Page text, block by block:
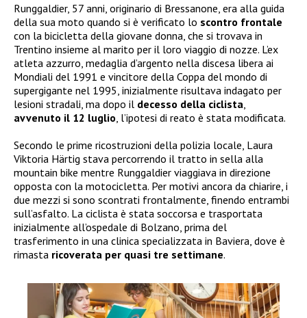
Runggaldier, 57 anni, originario di Bressanone, era alla guida
della sua moto quando si è verificato lo scontro frontale
con la bicicletta della giovane donna, che si trovava in
Trentino insieme al marito per il loro viaggio di nozze. L’ex
atleta azzurro, medaglia d’argento nella discesa libera ai
Mondiali del 1991 e vincitore della Coppa del mondo di
supergigante nel 1995, inizialmente risultava indagato per
lesioni stradali, ma dopo il decesso della ciclista
avvenuto il 12 luglio , l’ipotesi di reato è stata modificata.
Secondo le prime ricostruzioni della polizia locale, Laura
Viktoria Härtig stava percorrendo il tratto in sella alla
mountain bike mentre Runggaldier viaggiava in direzione
opposta con la motocicletta. Per motivi ancora da chiarire, i
due mezzi si sono scontrati frontalmente, finendo entrambi
sull’asfalto. La ciclista è stata soccorsa e trasportata
inizialmente all’ospedale di Bolzano, prima del
trasferimento in una clinica specializzata in Baviera, dove è
rimasta ricoverata per quasi tre settimane.